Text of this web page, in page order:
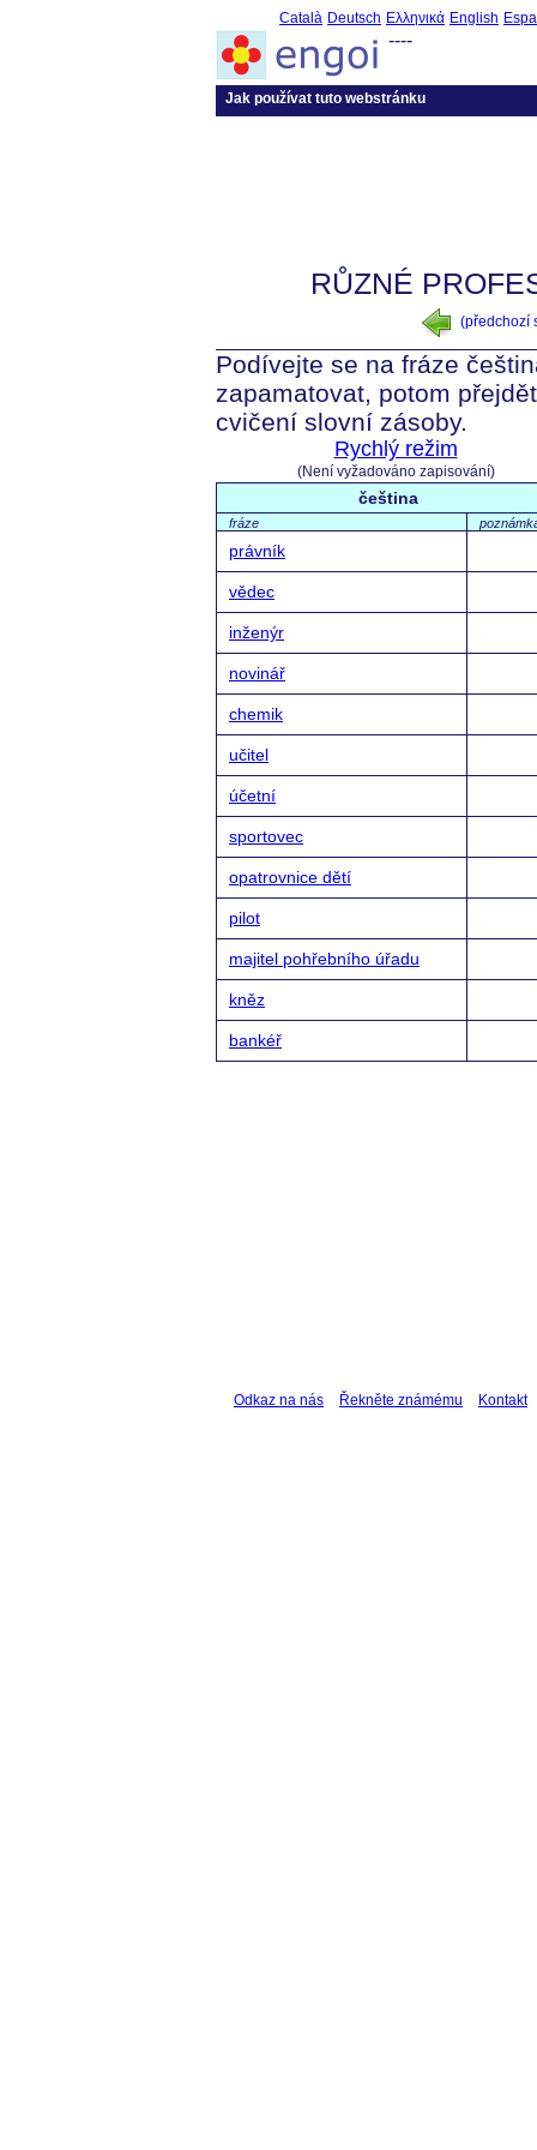
Català Deutsch Ελληνικά English
----
Jak používat tuto webstránku
RŮZNÉ
(předchozí
Podívejte se na fráze
zapamatovat, potom
cvičení slovní zásoby.
Rychlý režim
(Není vyžadováno zapisování)
čeština
fráze
právník
vědec
inženýr
novinář
chemik
učitel
účetní
sportovec
opatrovnice dětí
pilot
majitel pohřebního úřadu
kněz
bankéř
Odkaz na nás Řekněte známému Kontakt